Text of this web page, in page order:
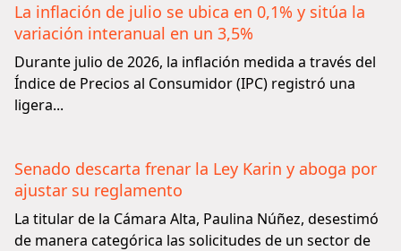
La inflación de julio se ubica en 0,1% y sitúa la
variación interanual en un 3,5%
Durante julio de 2026, la inflación medida a través del
Índice de Precios al Consumidor (IPC) registró una
ligera...
Senado descarta frenar la Ley Karin y aboga por
ajustar su reglamento
La titular de la Cámara Alta, Paulina Núñez, desestimó
de manera categórica las solicitudes de un sector de